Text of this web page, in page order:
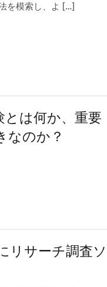
を模索し、よ […]
とは何か、重要
なのか？
リサーチ調査